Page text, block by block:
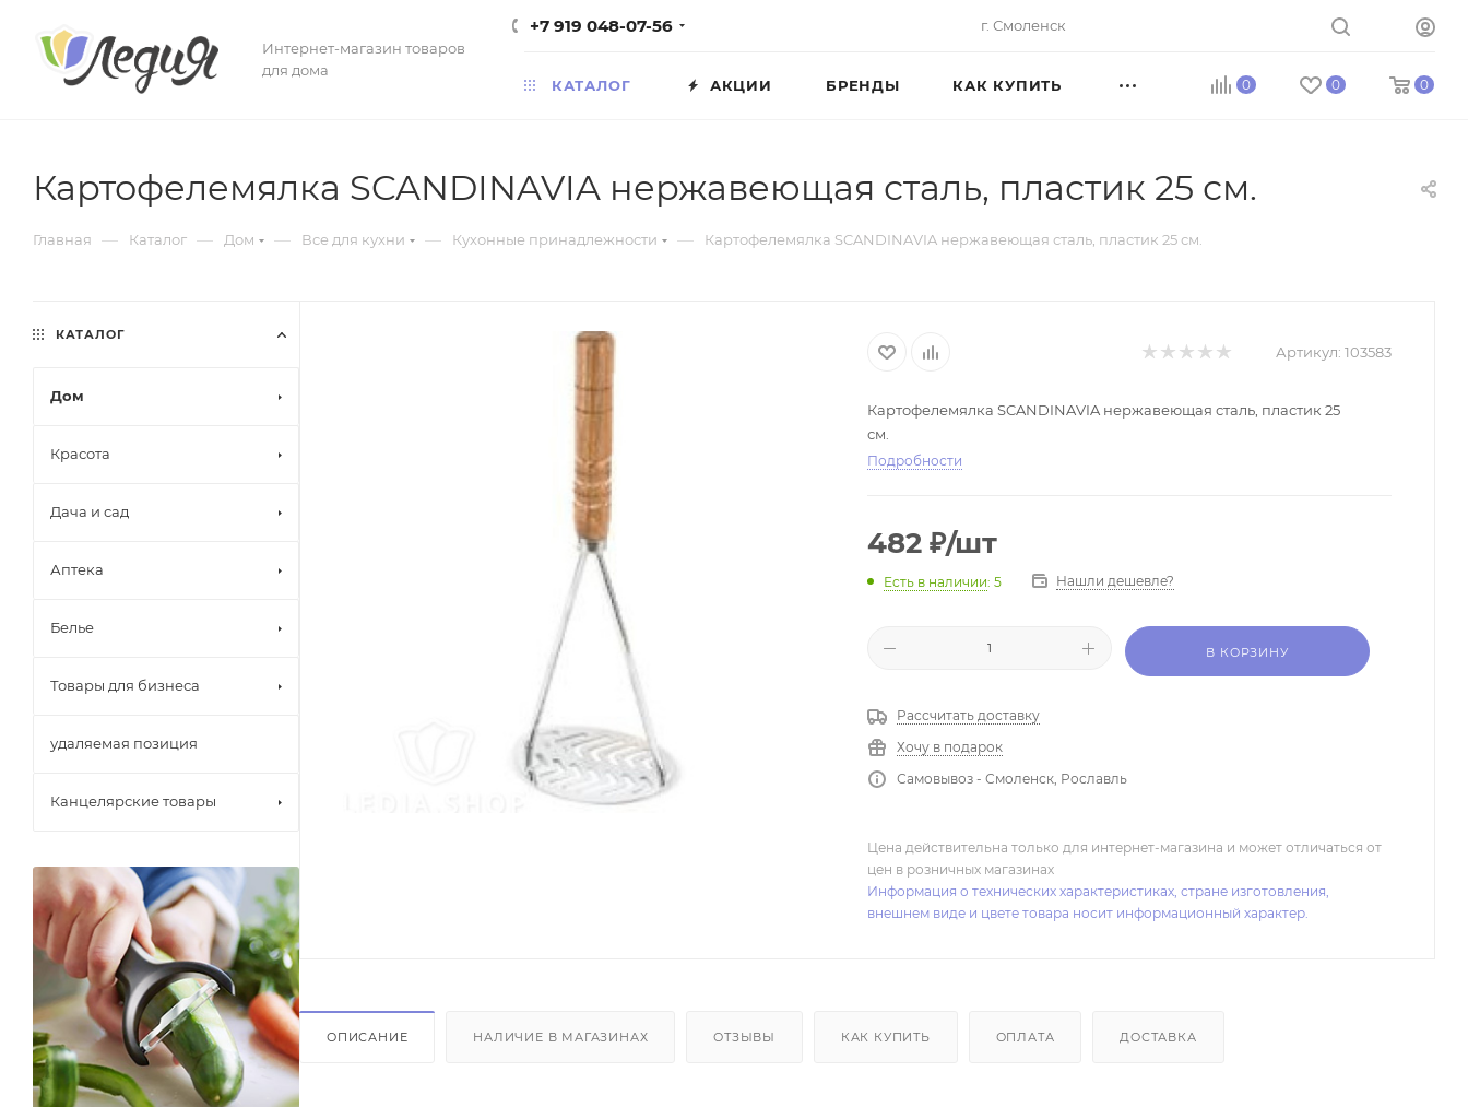
Интернет-магазин товаров
для дома
+7 919 048-07-56 г. Смоленск
0 0 0
КАТАЛОГ АКЦИИ БРЕНДЫ КАК КУПИТЬ
Картофелемялка SCANDINAVIA нержавеющая сталь, пластик 25 см.
Главная — Каталог — Дом — Все для кухни — Кухонные принадлежности — Картофелемялка SCANDINAVIA нержавеющая сталь, пластик 25 см.
Артикул: 103583
Картофелемялка SCANDINAVIA нержавеющая сталь, пластик 25
см.
Подробности
482 ₽/шт
Есть в наличии: 5 Нашли дешевле?
В КОРЗИНУ
Рассчитать доставку
Хочу в подарок
Самовывоз - Смоленск, Рославль
Цена действительна только для интернет-магазина и может отличаться от
цен в розничных магазинах
Информация о технических характеристиках, стране изготовления,
внешнем виде и цвете товара носит информационный характер.
ОПИСАНИЕ НАЛИЧИЕ В МАГАЗИНАХ ОТЗЫВЫ КАК КУПИТЬ ОПЛАТА ДОСТАВКА
КАТАЛОГ
Дом
Красота
Дача и сад
Аптека
Белье
Товары для бизнеса
удаляемая позиция
Канцелярские товары